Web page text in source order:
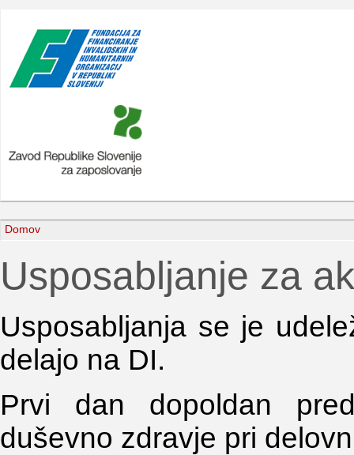
Domov
Usposabljanje za
Usposabljanja se je
delajo na DI.
Prvi dan dopoldan
duševno zdravje pri